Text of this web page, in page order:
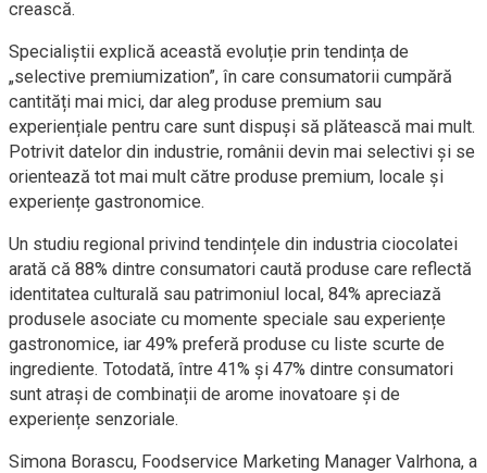
crească.
Specialiștii explică această evoluție prin tendința de
„selective premiumization”, în care consumatorii cumpără
cantități mai mici, dar aleg produse premium sau
experiențiale pentru care sunt dispuși să plătească mai mult.
Potrivit datelor din industrie, românii devin mai selectivi și se
orientează tot mai mult către produse premium, locale și
experiențe gastronomice.
Un studiu regional privind tendințele din industria ciocolatei
arată că 88% dintre consumatori caută produse care reflectă
identitatea culturală sau patrimoniul local, 84% apreciază
produsele asociate cu momente speciale sau experiențe
gastronomice, iar 49% preferă produse cu liste scurte de
ingrediente. Totodată, între 41% și 47% dintre consumatori
sunt atrași de combinații de arome inovatoare și de
experiențe senzoriale.
Simona Borascu, Foodservice Marketing Manager Valrhona, a